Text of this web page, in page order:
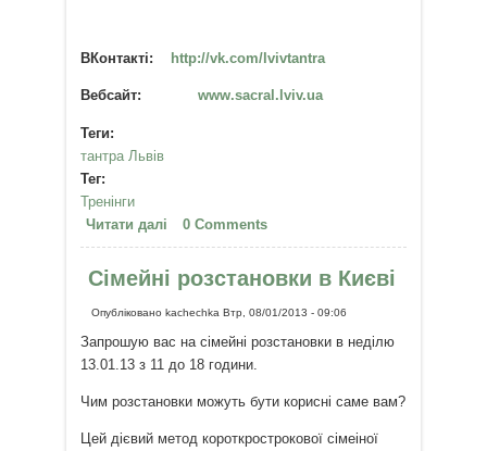
ВКонтакті: http://vk.com/lvivtantra
Вебсайт: www.sacral.lviv.ua
Теги:
тантра Львів
Тег:
Тренінги
Читати далі про «Тантра з Тимуром
Брахмою» м. Львів 26-27.01.2013
0 Comments
Сімейні розстановки в Києві
Опублікованоkachechka Втр, 08/01/2013 - 09:06
Запрошую вас на сімейні розстановки в неділю
13.01.13 з 11 до 18 години.
Чим розстановки можуть бути корисні саме вам?
Цей дієвий метод короткрострокової сімеіної